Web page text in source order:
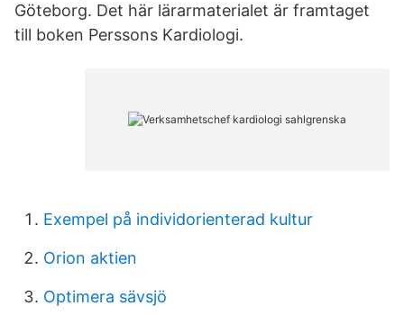
Göteborg. Det här lärarmaterialet är framtaget
till boken Perssons Kardiologi.
Exempel på individorienterad kultur
Orion aktien
Optimera sävsjö